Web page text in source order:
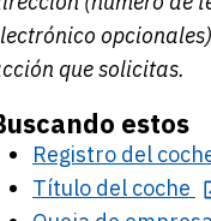
que solicitas.
estos
Registro del
Título del coche